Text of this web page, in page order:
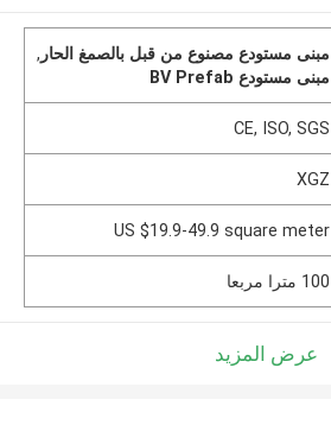
مبنى مستودع مصنوع من قبل بالصمغ الحار ,
مبنى مستودع BV Prefab
CE, ISO, SGS
XGZ
US $19.9-49.9 square meter
100 مترا مربعا
عرض المزيد